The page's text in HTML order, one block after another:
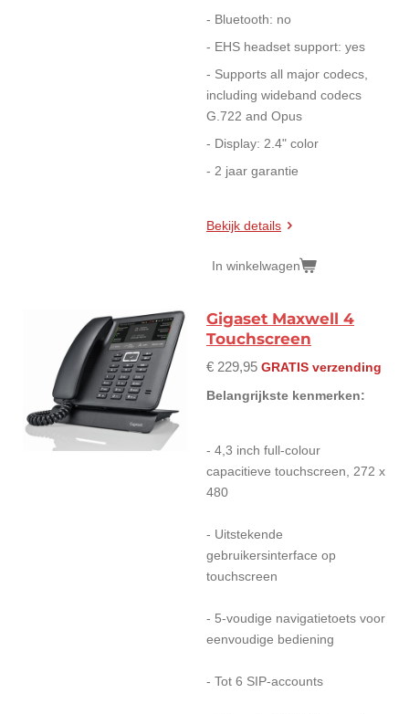
- Bluetooth: no
- EHS headset support: yes
- Supports all major codecs,
including wideband codecs
G.722 and Opus
- Display: 2.4" color
- 2 jaar garantie
Bekijk details
In winkelwagen
Gigaset Maxwell 4
Touchscreen
€ 229,95 GRATIS verzending
Belangrijkste kenmerken:
- 4,3 inch full-colour
capacitieve touchscreen, 272 x
480
- Uitstekende
gebruikersinterface op
touchscreen
- 5-voudige navigatietoets voor
eenvoudige bediening
- Tot 6 SIP-accounts